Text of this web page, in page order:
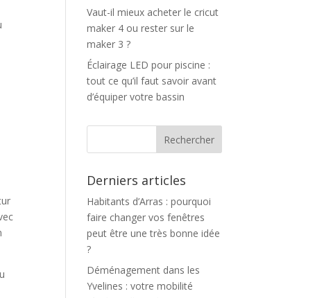
Vaut-il mieux acheter le cricut
maker 4 ou rester sur le
maker 3 ?
Éclairage LED pour piscine :
tout ce qu’il faut savoir avant
d’équiper votre bassin
Derniers articles
Habitants d’Arras : pourquoi
faire changer vos fenêtres
peut être une très bonne idée
?
Déménagement dans les
Yvelines : votre mobilité